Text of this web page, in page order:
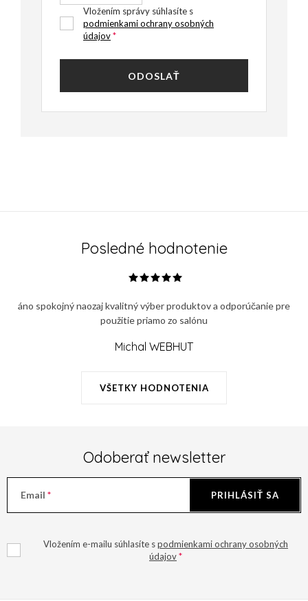
Vložením správy súhlasíte s
podmienkami ochrany osobných
údajov
ODOSLAŤ
Posledné hodnotenie
VŠETKY HODNOTENIA
áno spokojný naozaj kvalitný výber produktov a odporúčanie pre
použitie priamo zo salónu
Michal WEBHUT
Odoberať newsletter
Email
Vložením e-mailu súhlasíte spodmienkami ochrany osobných
údajov
PRIHLÁSIŤ SA